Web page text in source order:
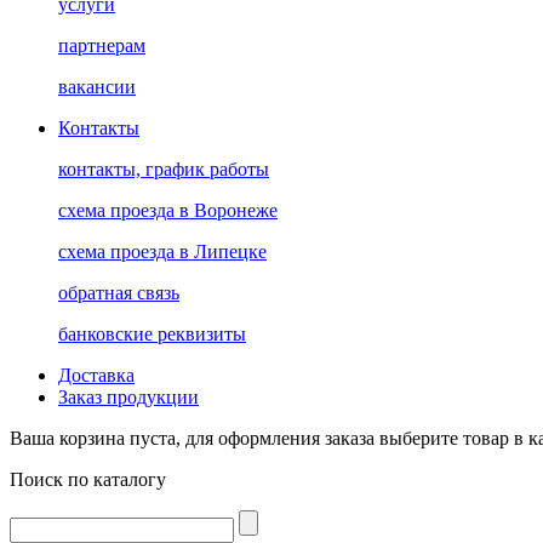
услуги
партнерам
вакансии
Контакты
контакты, график работы
схема проезда в Воронеже
схема проезда в Липецке
обратная связь
банковские реквизиты
Доставка
Заказ продукции
Ваша корзина пуста, для оформления заказа выберите товар в
Поиск по каталогу